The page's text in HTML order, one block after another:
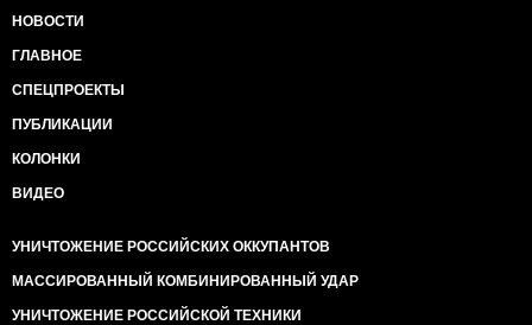
НОВОСТИ
ГЛАВНОЕ
СПЕЦПРОЕКТЫ
ПУБЛИКАЦИИ
КОЛОНКИ
ВИДЕО
УНИЧТОЖЕНИЕ РОССИЙСКИХ ОККУПАНТОВ
МАССИРОВАННЫЙ КОМБИНИРОВАННЫЙ УДАР
УНИЧТОЖЕНИЕ РОССИЙСКОЙ ТЕХНИКИ